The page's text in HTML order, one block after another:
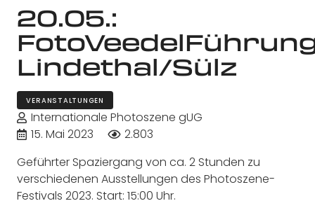
20.05.:
Lindethal/Sülz
VERANSTALTUNGEN
Internationale Photoszene gUG
15. Mai 2023
2.803
Geführter Spaziergang von ca. 2 Stunden zu
verschiedenen Ausstellungen des Photoszene-
Festivals 2023. Start: 15:00 Uhr.